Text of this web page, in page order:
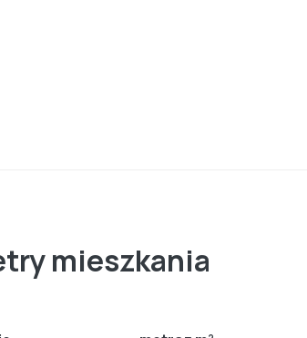
mieszkania